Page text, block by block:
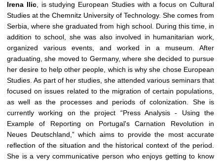
Irena Ilic, is studying European Studies with a focus on Cultural
Studies at the Chemnitz University of Technology. She comes from
Serbia, where she graduated from high school. During this time, in
addition to school, she was also involved in humanitarian work,
organized various events, and worked in a museum. After
graduating, she moved to Germany, where she decided to pursue
her desire to help other people, which is why she chose European
Studies. As part of her studies, she attended various seminars that
focused on issues related to the migration of certain populations,
as well as the processes and periods of colonization. She is
currently working on the project “Press Analysis - Using the
Example of Reporting on Portugal's Carnation Revolution in
Neues Deutschland,” which aims to provide the most accurate
reflection of the situation and the historical context of the period.
She is a very communicative person who enjoys getting to know